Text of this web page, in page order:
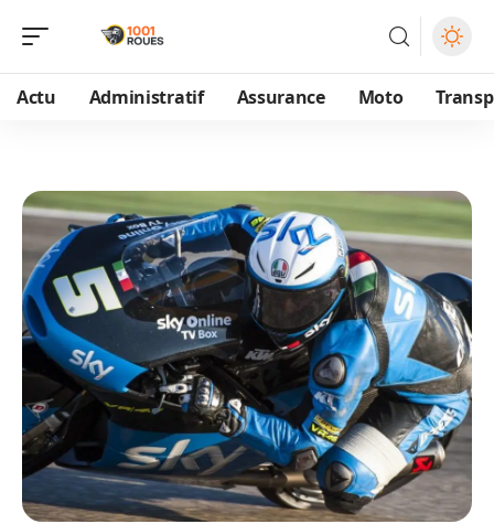
Actu Administratif Assurance Moto